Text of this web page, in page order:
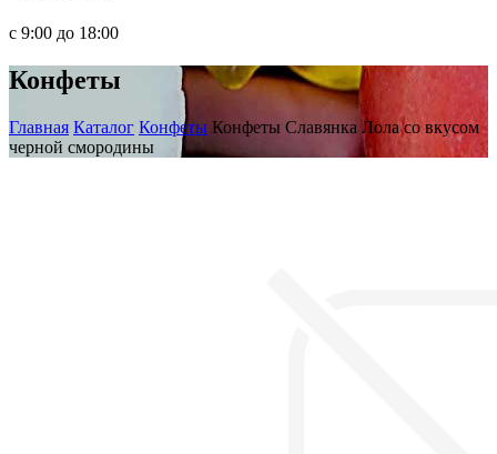
с 9:00 до 18:00
Конфеты
Главная Каталог Конфеты Конфеты Славянка Лола со вкусом
черной смородины